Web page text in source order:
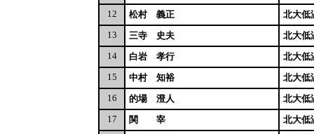
12
松村 義正
北大低
13
三寺 史夫
北大低
14
白岩 孝行
北大低
15
中村 知裕
北大低
16
的場 澄人
北大低
17
関 宰
北大低